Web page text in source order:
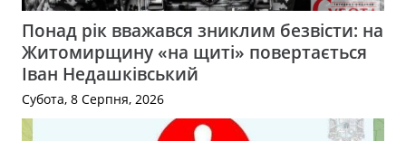
Понад рік вважався зниклим безвісти: на
Житомирщину «на щиті» повертається
Іван Недашківський
Субота, 8 Серпня, 2026